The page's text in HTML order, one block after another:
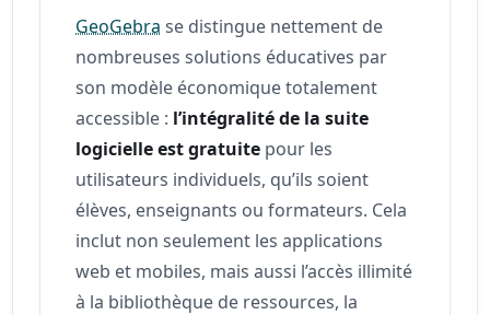
GeoGebra se distingue nettement de
nombreuses solutions éducatives par
son modèle économique totalement
accessible : l’intégralité de la suite
logicielle est gratuite pour les
utilisateurs individuels, qu’ils soient
élèves, enseignants ou formateurs. Cela
inclut non seulement les applications
web et mobiles, mais aussi l’accès illimité
à la bibliothèque de ressources, la